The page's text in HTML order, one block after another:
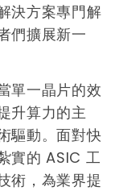
決方案專門解
們擴展新一
單一晶片的效
升算力的主
驅動。面對快
實的 ASIC 工
術，為業界提